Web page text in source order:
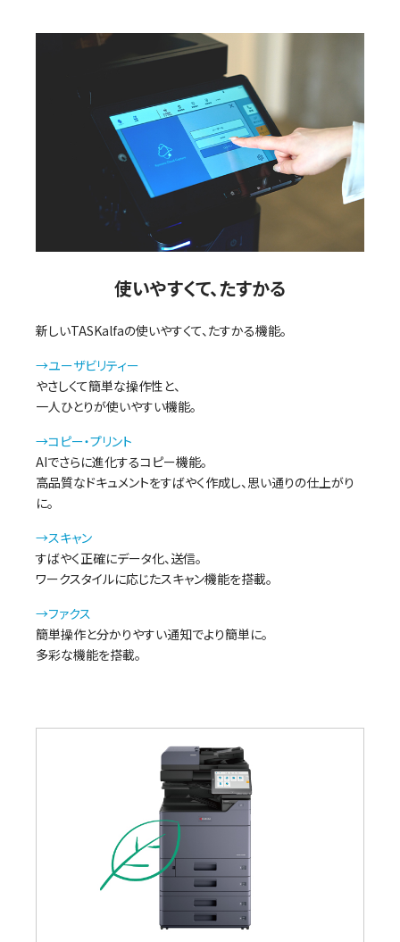
使いやすくて、たすかる
新しいTASKalfaの使いやすくて、たすかる機能。
→ユーザビリティー
やさしくて簡単な操作性と、
一人ひとりが使いやすい機能。
→コピー・プリント
AIでさらに進化するコピー機能。
高品質なドキュメントをすばやく作成し、思い通りの仕上がり
に。
→スキャン
すばやく正確にデータ化、送信。
ワークスタイルに応じたスキャン機能を搭載。
→ファクス
簡単操作と分かりやすい通知でより簡単に。
多彩な機能を搭載。